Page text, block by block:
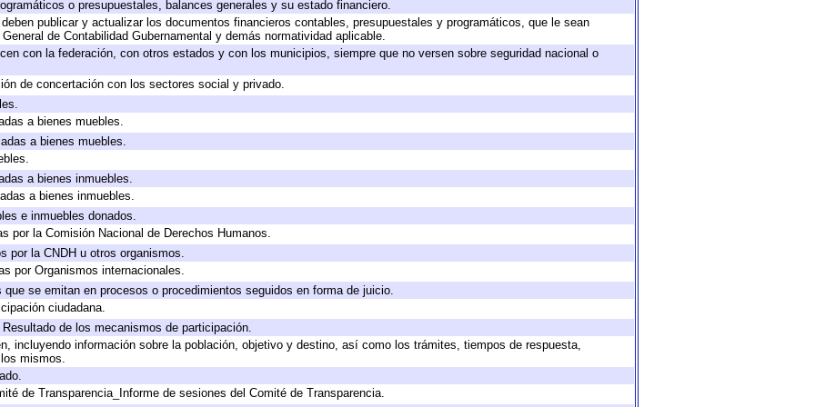
o presupuestales, balances generales y su estado financiero.
publicar y actualizar los documentos financieros contables, presupuestales y programáticos, que le sean
de Contabilidad Gubernamental y demás normatividad aplicable.
con la federación, con otros estados y con los municipios, siempre que no versen sobre seguridad nacional o
de concertación con los sectores social y privado.
a bienes muebles.
a bienes muebles.
a bienes inmuebles.
a bienes inmuebles.
e inmuebles donados.
por la Comisión Nacional de Derechos Humanos.
por la CNDH u otros organismos.
por Organismos internacionales.
se emitan en procesos o procedimientos seguidos en forma de juicio.
ciudadana.
de los mecanismos de participación.
incluyendo información sobre la población, objetivo y destino, así como los trámites, tiempos de respuesta,
mismos.
de Transparencia_Informe de sesiones del Comité de Transparencia.